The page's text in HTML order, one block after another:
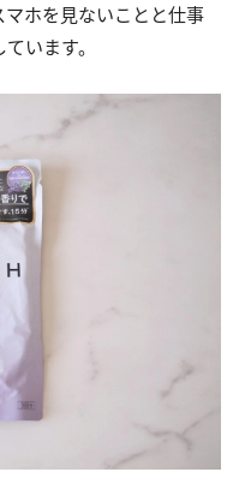
ホを見ないことと仕事
います。